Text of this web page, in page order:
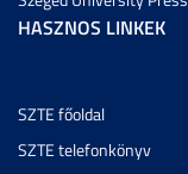
HASZNOS LINKEK
SZTE főoldal
SZTE telefonkönyv